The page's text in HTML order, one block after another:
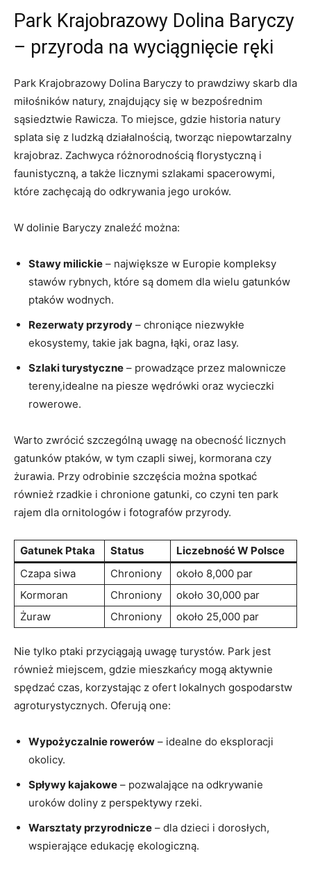
Park Krajobrazowy Dolina Baryczy
– przyroda na wyciągnięcie ręki
Park Krajobrazowy Dolina Baryczy to prawdziwy skarb dla
miłośników natury, znajdujący się w bezpośrednim
sąsiedztwie Rawicza. To miejsce, gdzie historia natury
splata się z ludzką działalnością, tworząc niepowtarzalny
krajobraz. Zachwyca różnorodnością florystyczną i
faunistyczną, a także licznymi szlakami spacerowymi,
które zachęcają do odkrywania jego uroków.
W dolinie Baryczy znaleźć można:
Stawy milickie – największe w Europie kompleksy
stawów rybnych, które są domem dla wielu gatunków
ptaków wodnych.
Rezerwaty przyrody – chroniące niezwykłe
ekosystemy, takie jak bagna, łąki, oraz lasy.
Szlaki turystyczne – prowadzące przez malownicze
tereny,idealne na piesze wędrówki oraz wycieczki
rowerowe.
Warto zwrócić szczególną uwagę na obecność licznych
gatunków ptaków, w tym czapli siwej, kormorana czy
żurawia. Przy odrobinie szczęścia można spotkać
również rzadkie i chronione gatunki, co czyni ten park
rajem dla ornitologów i fotografów przyrody.
Gatunek Ptaka Status
Liczebność W Polsce
Czapa siwa
Chroniony
około 8,000 par
Kormoran
Chroniony
około 30,000 par
Żuraw
Chroniony około 25,000 par
Nie tylko ptaki przyciągają uwagę turystów. Park jest
również miejscem, gdzie mieszkańcy mogą aktywnie
spędzać czas, korzystając z ofert lokalnych gospodarstw
agroturystycznych. Oferują one:
Wypożyczalnie rowerów – idealne do eksploracji
okolicy.
Spływy kajakowe – pozwalające na odkrywanie
uroków doliny z perspektywy rzeki.
Warsztaty przyrodnicze – dla dzieci i dorosłych,
wspierające edukację ekologiczną.